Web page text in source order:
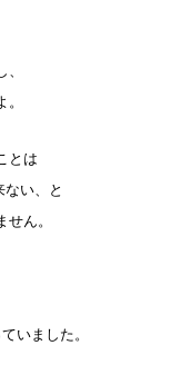
とは
い、と
ん。
いました。